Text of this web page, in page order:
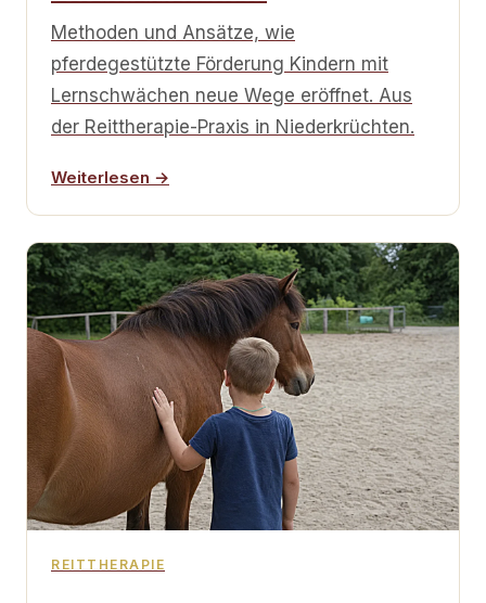
Methoden und Ansätze, wie
pferdegestützte Förderung Kindern mit
Lernschwächen neue Wege eröffnet. Aus
der Reittherapie-Praxis in Niederkrüchten.
Weiterlesen →
REITTHERAPIE